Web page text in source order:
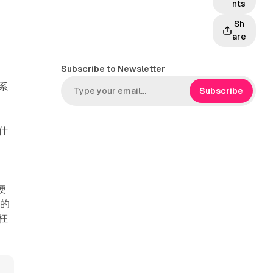
nts
Sh
are
Subscribe to Newsletter
Subscribe